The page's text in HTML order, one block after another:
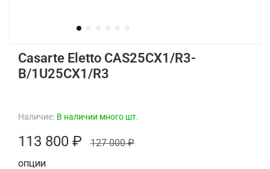
Наличие: В наличии много шт.
Casarte Eletto CAS25CX1/R3-
B/1U25CX1/R3
113 800 ₽ 127 000 ₽
ОПЦИИ